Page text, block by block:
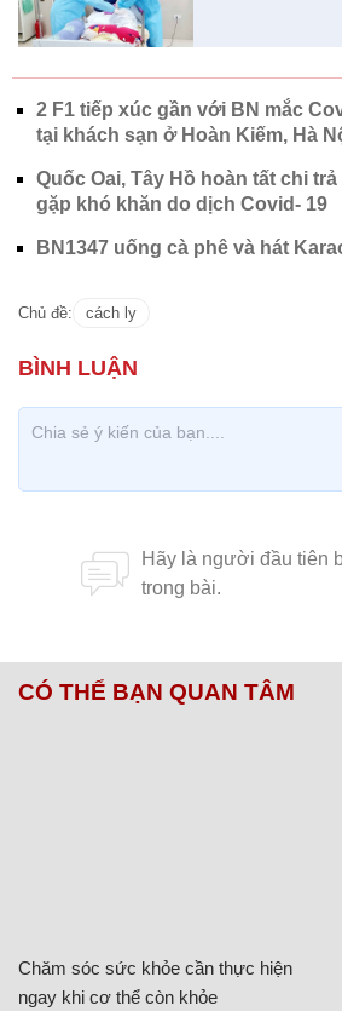
2 F1 tiếp xúc gần với BN mắc
tại khách sạn ở Hoàn Kiếm, Hà
Quốc Oai, Tây Hồ hoàn tất chi
gặp khó khăn do dịch Covid- 19
BN1347 uống cà phê và hát
Chủ đề: cách ly
CÓ THỂ BẠN QUAN TÂM
Chăm sóc sức khỏe cần thực hiện
ngay khi cơ thể còn khỏe